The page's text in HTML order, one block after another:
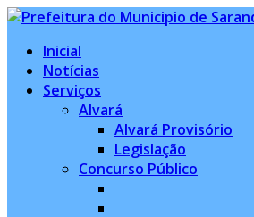
Inicial
Notícias
Serviços
Alvará
Alvará Provisório
Legislação
Concurso Público